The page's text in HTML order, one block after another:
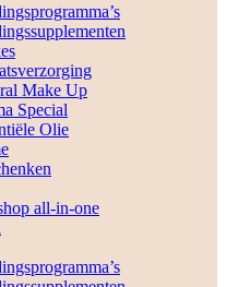
Make Up
Special
Olie
all-in-one